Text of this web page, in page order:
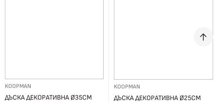
KOOPMAN
ДЪСКА ДЕКОРАТИВНА Ø35СМ
KOOPMAN
ДЪСКА ДЕКОРАТИВНА Ø25СМ